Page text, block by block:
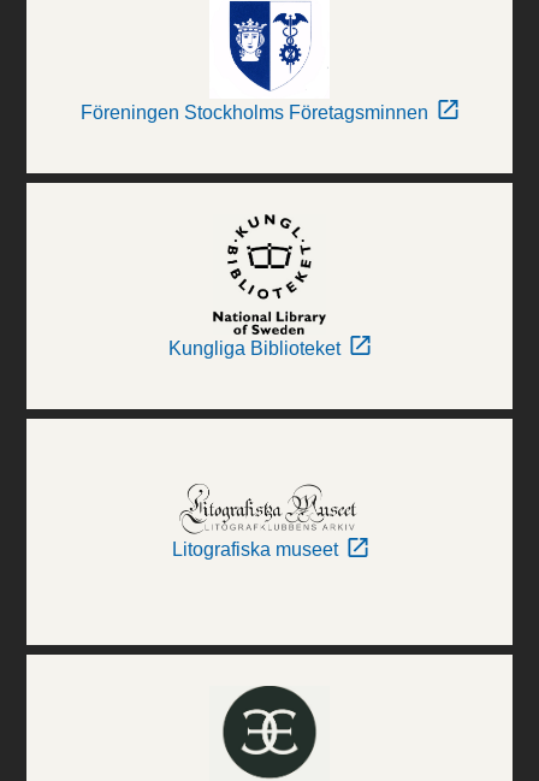
Föreningen Stockholms Företagsminnen
Kungliga Biblioteket
Litografiska museet